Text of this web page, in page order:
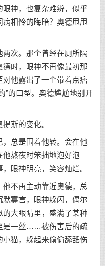
神，也复杂难辨，似乎
相怜的晦暗？奥德甩甩
次。那个曾经在厕所隔
时，眼神不再像最初那
他露出了一个带着点痞
”的口型。奥德尴尬地别开
斯的变化。
总是围着他转。会在他
熬夜时笨拙地泡好泡
眼神明亮，笑容灿烂。
不再主动靠近奥德，总
寡言，眼神躲闪，偶尔
大眼睛里，盛满了某种
是一丝……被伤害后的疏
猫，躲起来偷偷舔舐伤